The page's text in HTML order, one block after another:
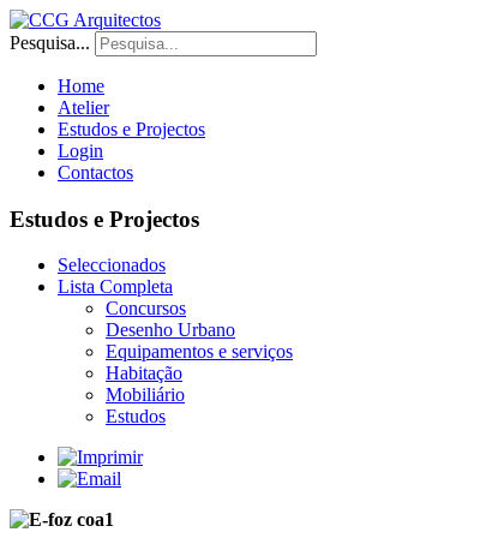
Pesquisa...
Home
Atelier
Estudos e Projectos
Login
Contactos
Estudos e Projectos
Seleccionados
Lista Completa
Concursos
Desenho Urbano
Equipamentos e serviços
Habitação
Mobiliário
Estudos